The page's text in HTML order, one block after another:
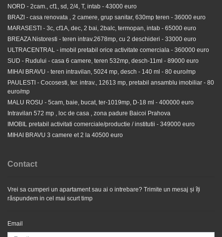
NORD - 2cam., cf1, sd, 2/4, T, intab - 43000 euro
BRAZI - casa renovata , 2 camere, grup sanitar, 630mp teren - 36000 euro
MARASESTI - 3c, cf1A, dec, 2 bai, 2balc, termopan, intab - 65000 euro
BREAZA Nistoresti - teren intrav.2678mp, cu 2 deschideri - 33000 euro
ULTRACENTRAL - imobil pretabil orice activitate comerciala - 360000 euro
SUD - Rudului - casa 6 camere, teren 532mp, desch-11ml - 89000 euro
MIHAI BRAVU - teren intravilan, 5024 mp, desch - 140 ml - 80 euro/mp
PAULESTI - Cocosesti, ter. intrav., 12613 mp, pretabil ansamblu imobiliar - 80
euro/mp
MALU ROSU - 5cam, baie, bucat, ter-1019mp, D-18 ml - 400000 euro
Intravilan 572 mp , loc de casa , zona padure Baicoi Prahova
IMOBIL pretabil activitati comerciale/productie / institutii - 349000 euro
MIHAI BRAVU 3 camere et 2 la 40500 euro
Contact
Vrei sa cumperi un apartament sau ai o intrebare? Trimite un mesaj și îți
răspundem in cel mai scurt timp
Email